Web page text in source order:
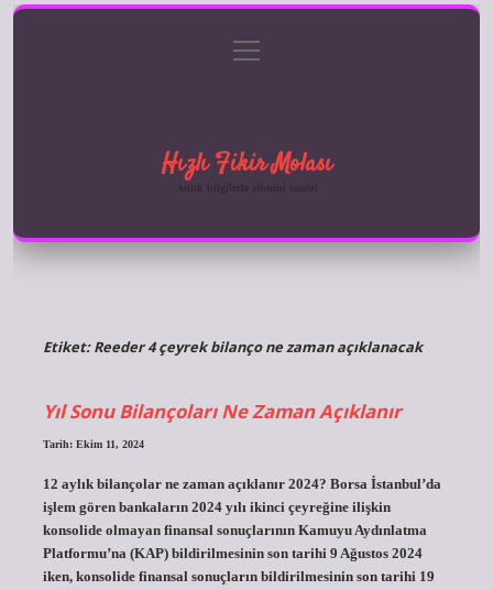
Gizlilik Politikası
menüyü
aç
Hızlı Fikir Molası
Anlık bilgilerle zihnini tazele!
Etiket:Reeder 4 çeyrek bilanço ne zaman açıklanacak
Yıl Sonu Bilançoları Ne Zaman Açıklanır
Tarih: Ekim 11, 2024
12 aylık bilançolar ne zaman açıklanır 2024? Borsa İstanbul’da
işlem gören bankaların 2024 yılı ikinci çeyreğine ilişkin
konsolide olmayan finansal sonuçlarının Kamuyu Aydınlatma
Platformu’na (KAP) bildirilmesinin son tarihi 9 Ağustos 2024
iken, konsolide finansal sonuçların bildirilmesinin son tarihi 19